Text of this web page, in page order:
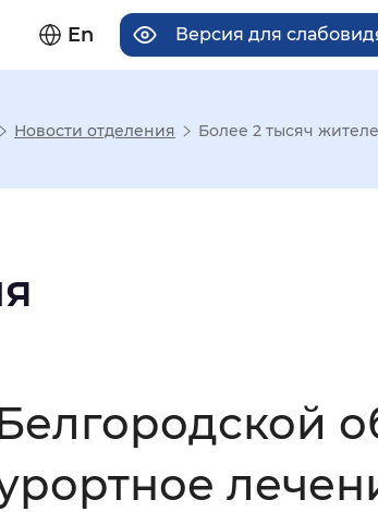
En Версия для
Увеличенный
Новости отделения Более 2 тысяч